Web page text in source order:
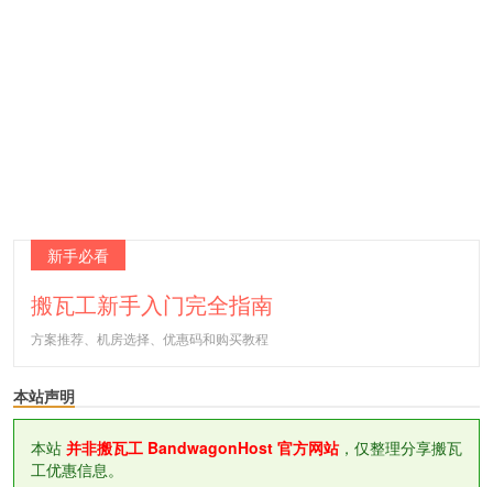
新手必看
搬瓦工新手入门完全指南
方案推荐、机房选择、优惠码和购买教程
本站声明
本站 并非搬瓦工 BandwagonHost 官方网站，仅整理分享搬瓦
工优惠信息。